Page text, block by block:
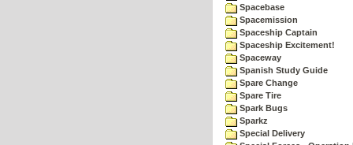
Spacebase
Spacemission
Spaceship Captain
Spaceship Excitement!
Spaceway
Spanish Study Guide
Spare Change
Spare Tire
Spark Bugs
Sparkz
Special Delivery